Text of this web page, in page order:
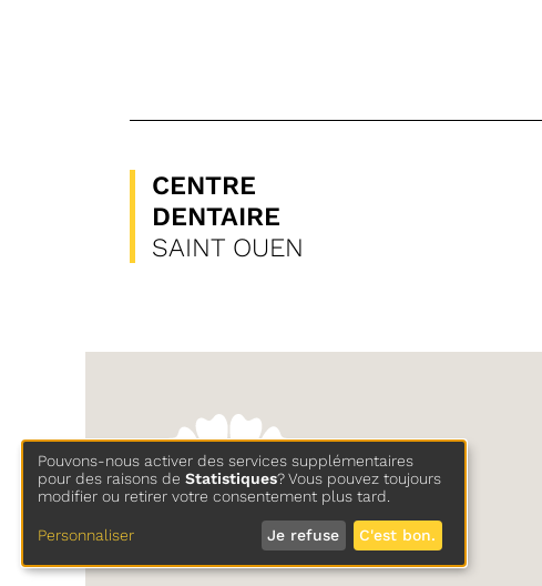
CENTRE
DENTAIRE
SAINT OUEN
Pouvons-nous activer des services supplémentaires
pour des raisons de Statistiques? Vous pouvez toujours
modifier ou retirer votre consentement plus tard.
Personnaliser Je refuse C'est bon.